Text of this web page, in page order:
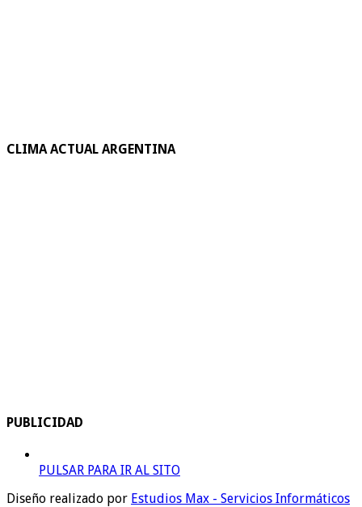
CLIMA ACTUAL ARGENTINA
PUBLICIDAD
PULSAR PARA IR AL SITO
Diseño realizado por Estudios Max - Servicios Informáticos